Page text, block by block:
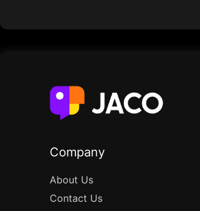
Company
About Us
Contact Us